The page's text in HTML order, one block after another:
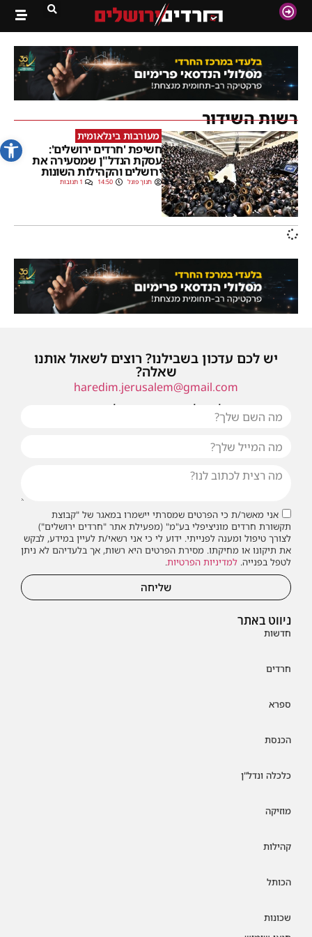
פתח
רשות השידור
מעורבות בינלאומית
חשיפת 'חרדים ירושלים':
עסקת הנדל"ן שמסעירה את
ירושלים והקהילות השונות
חנוך פוגל 14:50 1 תגובות
ניווט באתר
חדשות
חרדים
ספרא
הכנסת
כלכלה ונדל"ן
מוזיקה
קהילות
הכותל
שכונות
יש לכם עדכון בשבילנו? רוצים לשאול אותנו
שאלה?
haredim.jerusalem@gmail.com
או שילחו אלינו פנייה ונחזור אליכם בהקדם
אני מאשר/ת כי הפרטים שמסרתי יישמרו במאגר של "קבוצת
תקשורת חרדים מוניציפלי בע"מ" (מפעילת אתר "חרדים ירושלים")
לצורך טיפול ומענה לפנייתי. ידוע לי כי אני רשאי/ת לעיין במידע, לבקש
את תיקונו או מחיקתו. מסירת הפרטים היא רשות, אך בלעדיהם לא ניתן
לטפל בפנייה. למדיניות הפרטיות.
שליחה